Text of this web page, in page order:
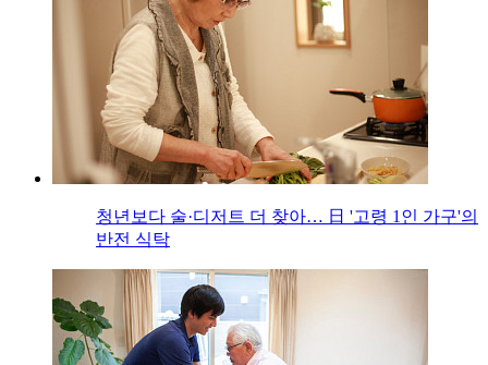
청년보다 술·디저트 더 찾아… 日 '고령 1인 가구'의
반전 식탁